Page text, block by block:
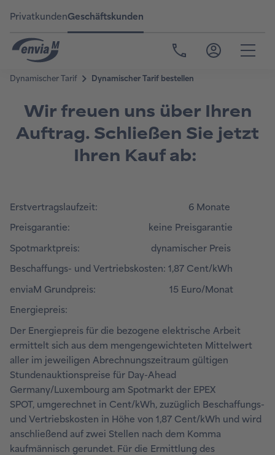
PrivatkundenGeschäftskunden
Wir freuen uns über Ihren
Auftrag. Schließen Sie jetzt
Ihren Kauf ab:
Erstvertragslaufzeit: 6 Monate
Preisgarantie: keine Preisgarantie
Spotmarktpreis: dynamischer Preis
Beschaffungs- und Vertriebskosten: 1,87 Cent/kWh
enviaM Grundpreis: 15 Euro/Monat
Energiepreis:
Der Energiepreis für die bezogene elektrische Arbeit
ermittelt sich aus dem mengengewichteten Mittelwert
aller im jeweiligen Abrechnungszeitraum gültigen
Stundenauktionspreise für Day-Ahead
Germany/Luxembourg am Spotmarkt der EPEX
SPOT, umgerechnet in Cent/kWh, zuzüglich Beschaffungs-
und Vertriebskosten in Höhe von 1,87 Cent/kWh und wird
anschließend auf zwei Stellen nach dem Komma
kaufmännisch gerundet. Für die Ermittlung des